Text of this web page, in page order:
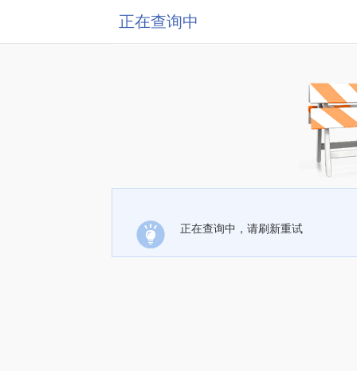
正在查询中
正在查询中，请刷新重试